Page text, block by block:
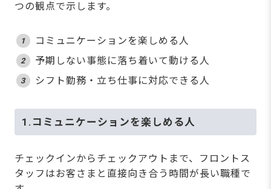
つの観点で示します。
コミュニケーションを楽しめる人
予期しない事態に落ち着いて動ける人
シフト勤務・立ち仕事に対応できる人
1.コミュニケーションを楽しめる人
チェックインからチェックアウトまで、フロントス
タッフはお客さまと直接向き合う時間が長い職種で